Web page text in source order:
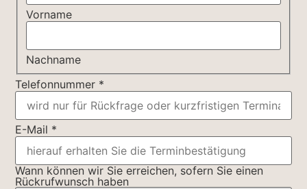
Vorname
Nachname
Telefonnummer *
E-Mail *
Wann können wir Sie erreichen, sofern Sie einen
Rückrufwunsch haben